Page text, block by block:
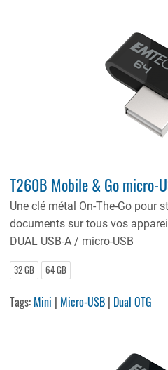
T260B Mobile & Go micro-
Une clé métal On-The-Go pour
documents sur tous vos
DUAL USB-A / micro-USB
32 GB 64 GB
Tags: Mini | Micro-USB | Dual OTG